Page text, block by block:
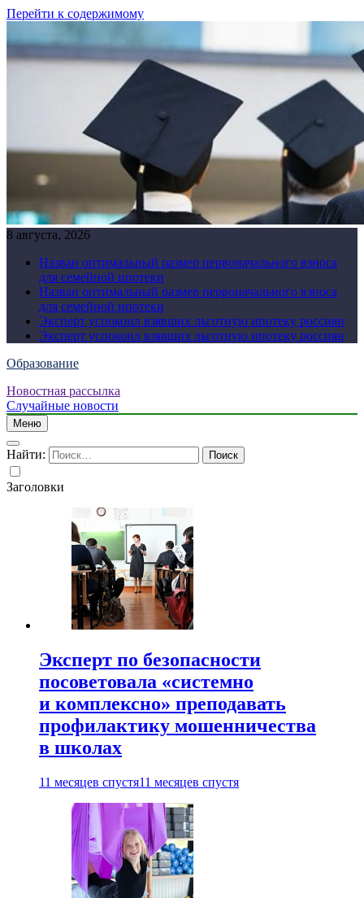
Перейти к содержимому
8 августа, 2026
Назван оптимальный размер первоначального взноса
для семейной ипотеки
Назван оптимальный размер первоначального взноса
для семейной ипотеки
Эксперт успокоил взявших льготную ипотеку россиян
Эксперт успокоил взявших льготную ипотеку россиян
Образование
Новостная рассылка
Случайные новости
Меню
Найти:
Заголовки
Эксперт по безопасности
посоветовала «системно
и комплексно» преподавать
профилактику мошенничества
в школах
11 месяцев спустя11 месяцев спустя